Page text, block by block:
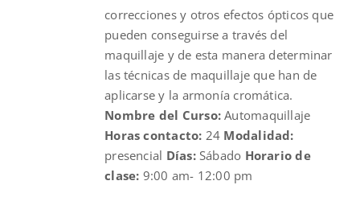
correcciones y otros efectos ópticos que
pueden conseguirse a través del
maquillaje y de esta manera determinar
las técnicas de maquillaje que han de
aplicarse y la armonía cromática.
Nombre del Curso:Automaquillaje
Horas contacto: 24 Modalidad:
presencial Días:Sábado Horario de
clase: 9:00 am- 12:00 pm